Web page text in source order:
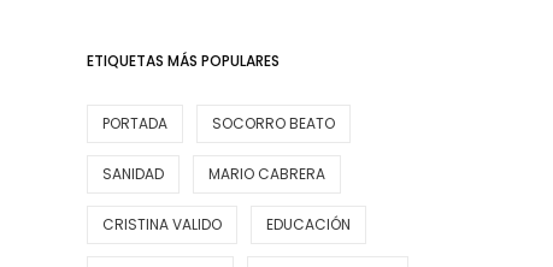
ETIQUETAS MÁS POPULARES
PORTADA SOCORRO BEATO
SANIDAD MARIO CABRERA
CRISTINA VALIDO EDUCACIÓN